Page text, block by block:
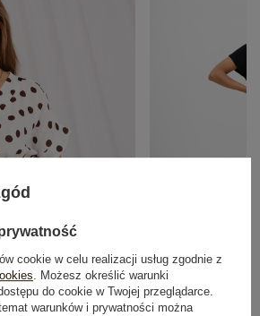
cookie w celu realizacji usług zgodnie z
. Możesz określić warunki
do cookie w Twojej przeglądarce.
warunków i prywatności można